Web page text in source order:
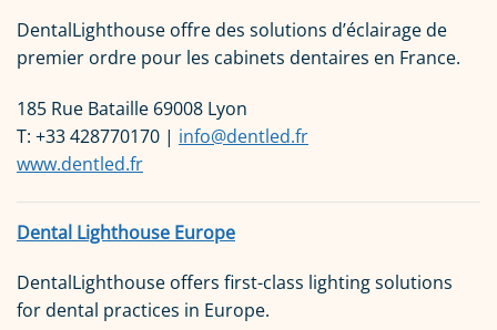
DentalLighthouse offre des solutions d’éclairage de
premier ordre pour les cabinets dentaires en France.
185 Rue Bataille 69008 Lyon
T: +33 428770170 | info@dentled.fr
www.dentled.fr
Dental Lighthouse Europe
DentalLighthouse offers first-class lighting solutions
for dental practices in Europe.